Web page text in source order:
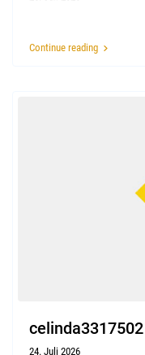
Continue reading
celinda3317502
24. Juli 2026